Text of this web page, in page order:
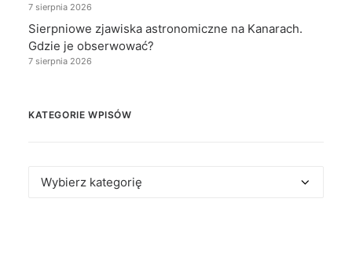
7 sierpnia 2026
Sierpniowe zjawiska astronomiczne na Kanarach.
Gdzie je obserwować?
7 sierpnia 2026
KATEGORIE WPISÓW
Kategorie